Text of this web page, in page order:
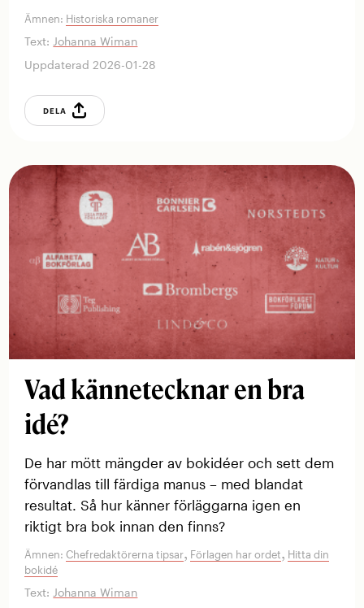
Ämnen: Historiska romaner
Text: Johanna Wiman
Uppdaterad 2026-01-28
DELA
Vad kännetecknar en bra
idé?
De har mött mängder av bokidéer och sett dem
förvandlas till färdiga manus – med blandat
resultat. Så hur känner förläggarna igen en
riktigt bra bok innan den finns?
Ämnen:Chefredaktörerna tipsar, Förlagen har ordet, Hitta din
bokidé
Text: Johanna Wiman